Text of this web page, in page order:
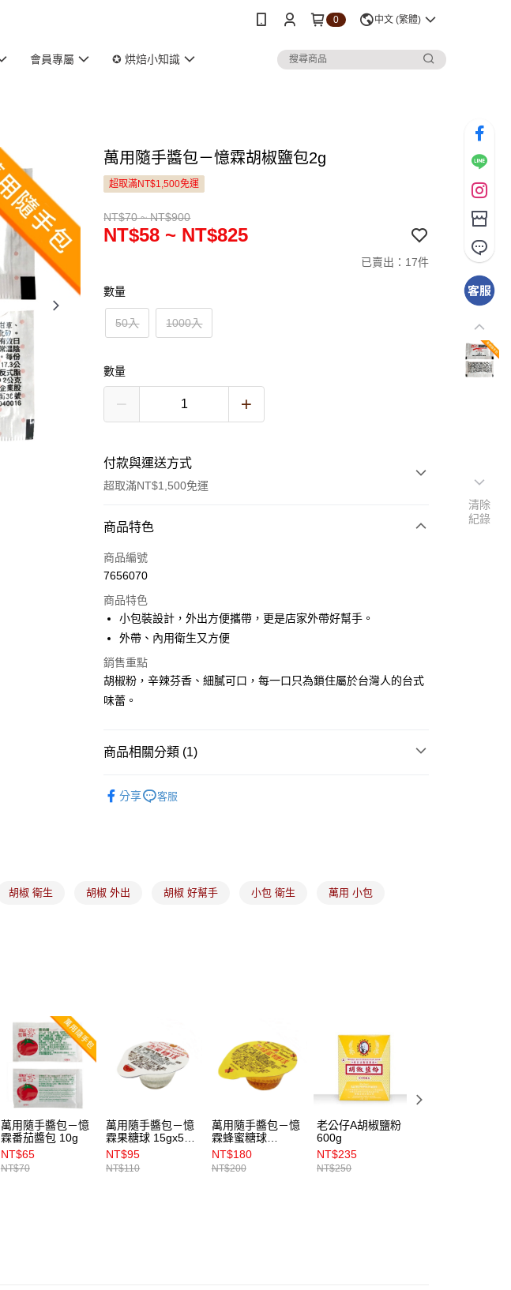
0 中文 (繁體)
會員專屬 ✪ 烘焙小知識
萬用隨手醬包－憶霖胡椒鹽包2g
超取滿NT$1,500免運
NT$70 ~ NT$900
NT$58 ~ NT$825
已賣出：17件
數量
50入 1000入
數量
付款與運送方式
超取滿NT$1,500免運
付款方式
信用卡一次付款
Apple Pay
悠遊付
Google Pay
全盈+PAY
商品特色
商品編號
7656070
商品特色
小包裝設計，外出方便攜帶，更是店家外帶好幫手。
外帶、內用衛生又方便
銷售重點
胡椒粉，辛辣芬香、細膩可口，每一口只為鎖住屬於台灣人的台式
味蕾。
商品相關分類 (1)
分享
客服
胡椒 衛生 胡椒 外出 胡椒 好幫手 小包 衛生 萬用 小包
萬用隨手醬包－憶
霖番茄醬包 10g
NT$65
NT$70
萬用隨手醬包－憶
霖果糖球 15gx50
入
NT$95
NT$110
萬用隨手醬包－憶
霖蜂蜜糖球
15gx30入
NT$180
NT$200
老公仔A胡椒鹽粉
600g
NT$235
NT$250
清除
紀錄